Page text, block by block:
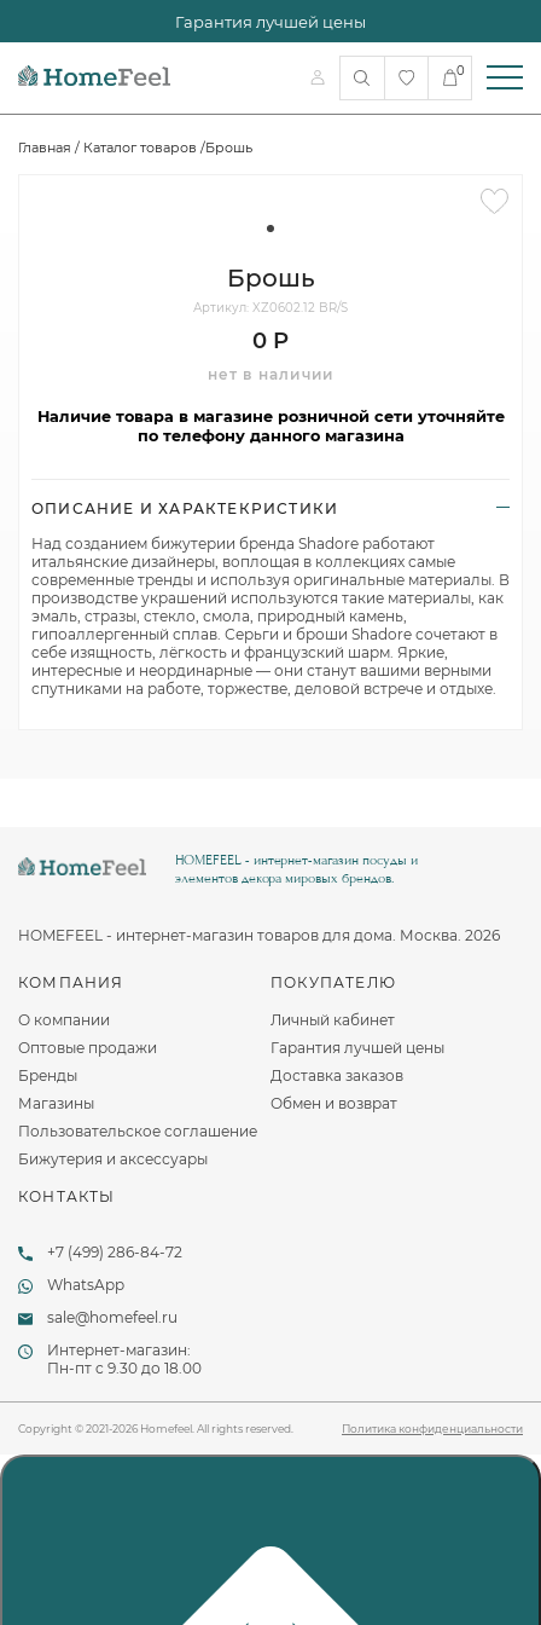
Гарантия лучшей цены
0
Главная / Каталог товаров /Брошь
Брошь
Артикул: XZ0602.12 BR/S
0 Р
нет в наличии
Наличие товара в магазине розничной сети уточняйте
по телефону данного магазина
ОПИСАНИЕ И ХАРАКТЕКРИСТИКИ
Над созданием бижутерии бренда Shadore работают
итальянские дизайнеры, воплощая в коллекциях самые
современные тренды и используя оригинальные материалы. В
производстве украшений используются такие материалы, как
эмаль, стразы, стекло, смола, природный камень,
гипоаллергенный сплав. Серьги и броши Shadore сочетают в
себе изящность, лёгкость и французский шарм. Яркие,
интересные и неординарные — они станут вашими верными
спутниками на работе, торжестве, деловой встрече и отдыхе.
КОМПАНИЯ
О компании
Оптовые продажи
Бренды
Магазины
Пользовательское соглашение
Бижутерия и аксессуары
ПОКУПАТЕЛЮ
Личный кабинет
Гарантия лучшей цены
Доставка заказов
Обмен и возврат
КОНТАКТЫ
+7 (499) 286-84-72
WhatsApp
sale@homefeel.ru
Интернет-магазин:
Пн-пт c 9.30 до 18.00
HOMEFEEL - интернет-магазин посуды и
элементов декора мировых брендов.
HOMEFEEL - интернет-магазин товаров для дома. Москва. 2026
Copyright © 2021-2026 Homefeel. All rights reserved. Политика конфиденциальности